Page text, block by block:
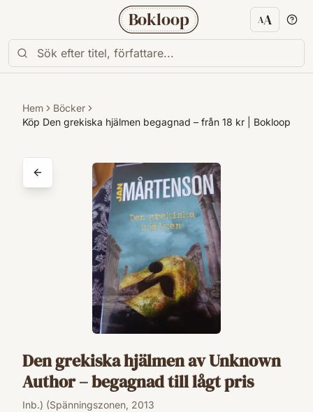
Bokloop AA
Hem
Böcker
Köp Den grekiska hjälmen begagnad – från 18 kr | Bokloop
Den grekiska hjälmen av Unknown
Author – begagnad till lågt pris
Inb.) (Spänningszonen, 2013